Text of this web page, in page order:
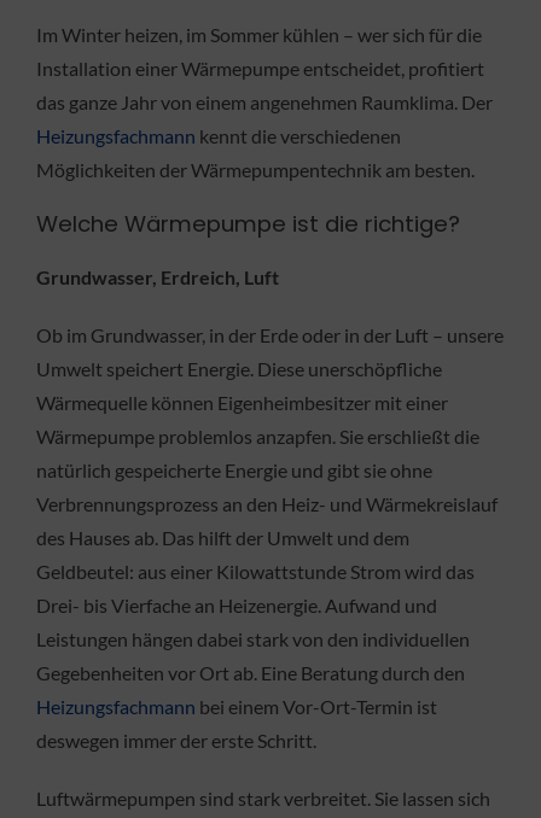
Im Winter heizen, im Sommer kühlen – wer sich für die
Installation einer Wärmepumpe entscheidet, profitiert
das ganze Jahr von einem angenehmen Raumklima. Der
Heizungsfachmann kennt die verschiedenen
Möglichkeiten der Wärmepumpentechnik am besten.
Welche Wärmepumpe ist die richtige?
Grundwasser, Erdreich, Luft
Ob im Grundwasser, in der Erde oder in der Luft – unsere
Umwelt speichert Energie. Diese unerschöpfliche
Wärmequelle können Eigenheimbesitzer mit einer
Wärmepumpe problemlos anzapfen. Sie erschließt die
natürlich gespeicherte Energie und gibt sie ohne
Verbrennungsprozess an den Heiz- und Wärmekreislauf
des Hauses ab. Das hilft der Umwelt und dem
Geldbeutel: aus einer Kilowattstunde Strom wird das
Drei- bis Vierfache an Heizenergie. Aufwand und
Leistungen hängen dabei stark von den individuellen
Gegebenheiten vor Ort ab. Eine Beratung durch den
Heizungsfachmann bei einem Vor-Ort-Termin ist
deswegen immer der erste Schritt.
Luftwärmepumpen sind stark verbreitet. Sie lassen sich